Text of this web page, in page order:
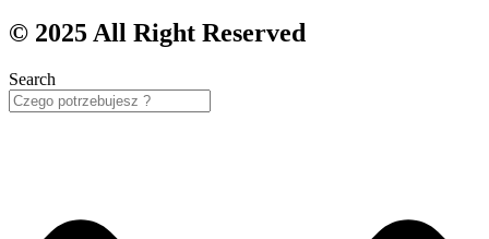
© 2025 All Right Reserved
Search